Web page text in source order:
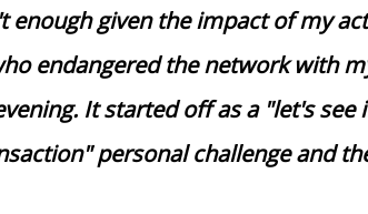
enough given the impact of my
endangered the network with
It started off as a "let's see
personal challenge and